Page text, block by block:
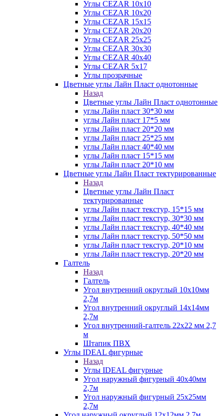
Углы CEZAR 10х10
Углы CEZAR 10х20
Углы CEZAR 15х15
Углы CEZAR 20х20
Углы CEZAR 25х25
Углы CEZAR 30х30
Углы CEZAR 40х40
Углы CEZAR 5х17
Углы прозрачные
Цветные углы Лайн Пласт однотонные
Назад
Цветные углы Лайн Пласт однотонные
углы Лайн пласт 30*30 мм
углы Лайн пласт 17*5 мм
углы Лайн пласт 20*20 мм
углы Лайн пласт 25*25 мм
углы Лайн пласт 40*40 мм
углы Лайн пласт 15*15 мм
углы Лайн пласт 20*10 мм
Цветные углы Лайн Пласт тектурированные
Назад
Цветные углы Лайн Пласт
тектурированные
углы Лайн пласт текстур, 15*15 мм
углы Лайн пласт текстур, 30*30 мм
углы Лайн пласт текстур, 40*40 мм
углы Лайн пласт текстур, 50*50 мм
углы Лайн пласт текстур, 20*10 мм
углы Лайн пласт текстур, 20*20 мм
Галтель
Назад
Галтель
Угол внутренний округлый 10х10мм
2,7м
Угол внутренний округлый 14х14мм
2,7м
Угол внутренний-галтель 22х22 мм 2,7
м
Штапик ПВХ
Углы IDEAL фигурные
Назад
Углы IDEAL фигурные
Угол наружный фигурный 40х40мм
2,7м
Угол наружный фигурный 25х25мм
2,7м